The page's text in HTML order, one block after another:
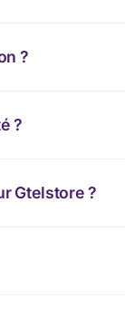
?
?
Gtelstore ?